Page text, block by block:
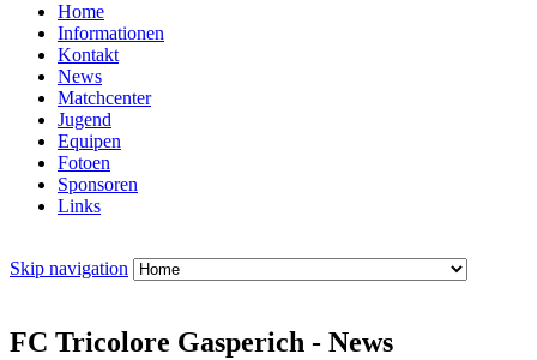
Home
Informationen
Kontakt
News
Matchcenter
Jugend
Equipen
Fotoen
Sponsoren
Links
Skip navigation
FC Tricolore Gasperich - News